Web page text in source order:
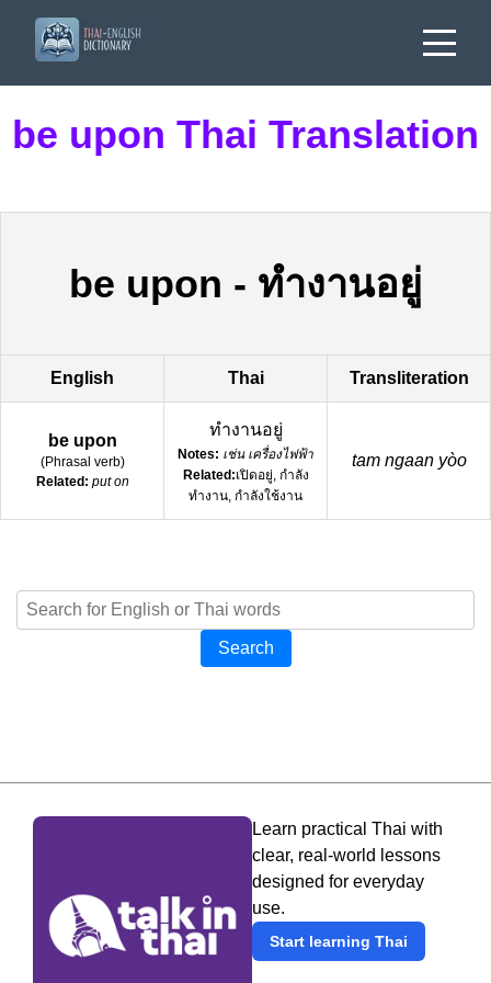
be upon Thai Translation
be upon - ทำงานอยู่
English Thai Transliteration
be upon
(Phrasal verb)
Related: put on
ทำงานอยู่
Notes: เช่น เครื่องไฟฟ้า
Related:เปิดอยู่, กำลัง
ทำงาน, กำลังใช้งาน
tam ngaan yòo
Search
Learn practical Thai with
clear, real-world lessons
designed for everyday
use.
Start learning Thai